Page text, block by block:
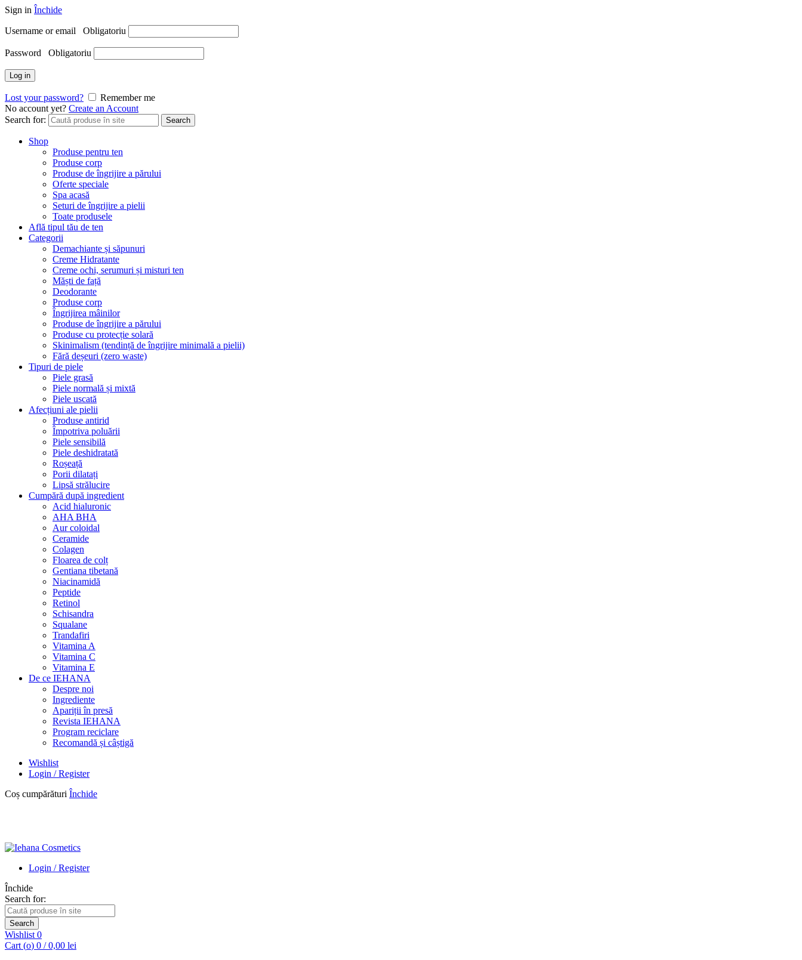
Sign in Închide
Username or email Obligatoriu
Password Obligatoriu
Log in
Lost your password?
Remember me
No account yet? Create an Account
Search for:
Search
Shop
Produse pentru ten
Produse corp
Produse de îngrijire a părului
Oferte speciale
Spa acasă
Seturi de îngrijire a pielii
Toate produsele
Află tipul tău de ten
Categorii
Demachiante și săpunuri
Creme Hidratante
Creme ochi, serumuri și misturi ten
Măști de față
Deodorante
Produse corp
Îngrijirea mâinilor
Produse de îngrijire a părului
Produse cu protecție solară
Skinimalism (tendință de îngrijire minimală a pielii)
Fără deșeuri (zero waste)
Tipuri de piele
Piele grasă
Piele normală și mixtă
Piele uscată
Afecțiuni ale pielii
Produse antirid
Împotriva poluării
Piele sensibilă
Piele deshidratată
Roșeață
Porii dilatați
Lipsă strălucire
Cumpără după ingredient
Acid hialuronic
AHA BHA
Aur coloidal
Ceramide
Colagen
Floarea de colț
Gentiana tibetană
Niacinamidă
Peptide
Retinol
Schisandra
Squalane
Trandafiri
Vitamina A
Vitamina C
Vitamina E
De ce IEHANA
Despre noi
Ingrediente
Apariții în presă
Revista IEHANA
Program reciclare
Recomandă și câștigă
Wishlist
Login / Register
Coș cumpărături Închide
Login / Register
Închide
Search for:
Search
Wishlist 0
Cart (o) 0 / 0,00 lei